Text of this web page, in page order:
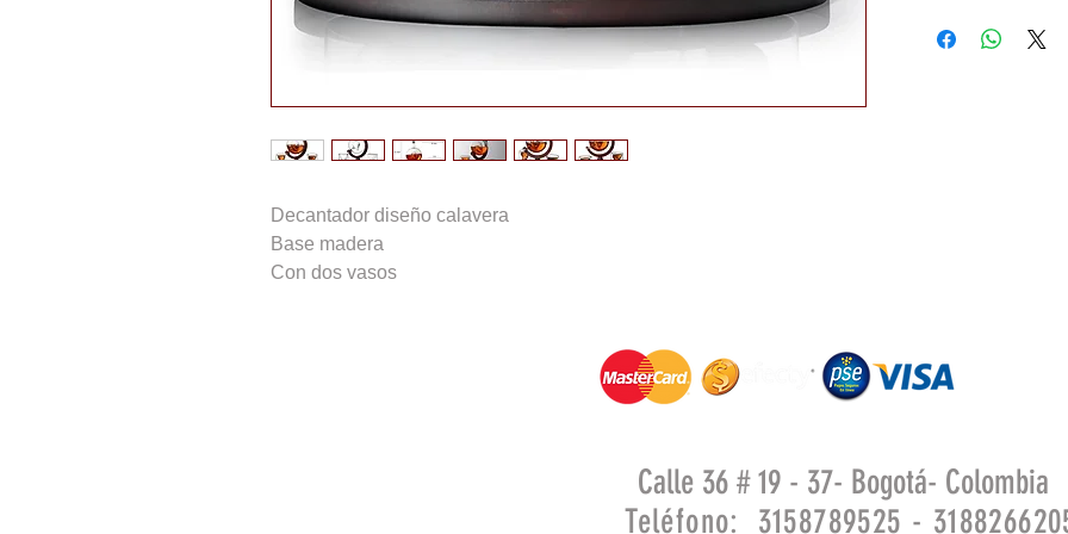
Decantador diseño calavera
Base madera
Con dos vasos
Calle 36 # 19 - 37- Bogotá- Colombia
Teléfono: 3158789525 -